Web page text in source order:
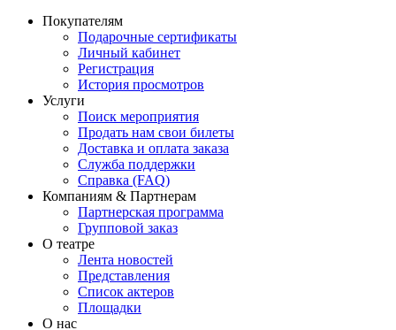
Покупателям
Подарочные сертификаты
Личный кабинет
Регистрация
История просмотров
Услуги
Поиск мероприятия
Продать нам свои билеты
Доставка и оплата заказа
Служба поддержки
Справка (FAQ)
Компаниям & Партнерам
Партнерская программа
Групповой заказ
О театре
Лента новостей
Представления
Список актеров
Площадки
О нас